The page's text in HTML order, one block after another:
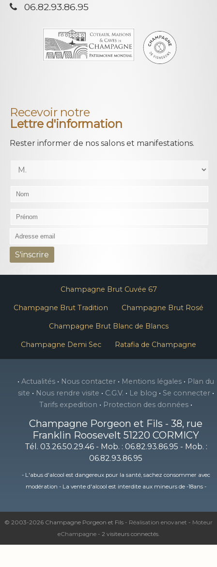
06.82.93.86.95
Recevoir notre
Lettre d'information
Rester informer de nos salons et manifestations.
Champagne Brut Cuvée 67
Champagne Brut Tradition Champagne Brut Rosé
Champagne Brut Blanc de Blancs
Champagne Demi Sec Ratafia de Champagne
• Actualités • Nous contacter • Mentions légales • Plan du
site • Nous rendre visite • C.G.V. • Le blog • Se connecter •
Tarifs expedition • Protection des données •
Champagne Porgeon et Fils - 38, rue
Franklin Roosevelt 51220 CORMICY
Tél. 03.26.50.29.46 - Mob. : 06.82.93.86.95 - Mob. :
06.82.93.86.95
- L'abus d'alcool est dangereux pour la santé, sachez consommer avec
modération - La vente d'alcool est interdite aux mineurs de -18ans -
© 2003-2026 Champagne Porgeon et Fils - Réalisation enovanet - Moteur
eChampagne- 2 visiteurs connectés.